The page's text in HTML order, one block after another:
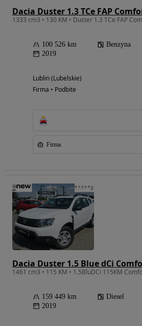
Dacia Duster 1.3 TCe FAP
1333 cm3 • 130 KM • Duster 1.3 TCe FAP
100 526 km Benzyna
2019
Lublin (Lubelskie)
Firma • Podbite
Firma
Dacia Duster 1.5 Blue dCi
1461 cm3 • 115 KM • 1.5BluDCi 115KM
159 449 km Diesel
2019